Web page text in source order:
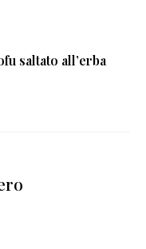
saltato all’erba